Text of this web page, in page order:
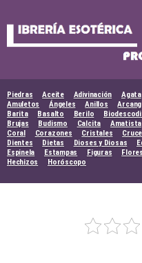
Piedras Aceite Adivinación Agata
Amuletos
Ángeles Anillos
Barita
Basalto Berilo
Brujas
Budismo Calcita Amatista
Coral
Corazones Cristales
Dientes
Dietas Dioses y Diosas
Espinela
Estampas Figuras Flores
Hechizos
Horóscopo